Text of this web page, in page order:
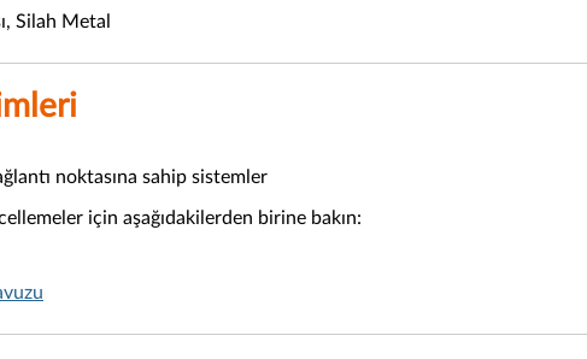
Silah Metal
noktasına sahip sistemler
için aşağıdakilerden birine bakın: